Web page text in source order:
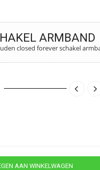
ARMBAND
closed forever schakel
AAN WINKELWAGEN